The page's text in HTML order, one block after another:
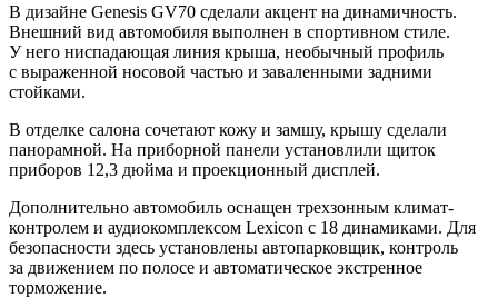
В дизайне Genesis GV70 сделали акцент на динамичность.
Внешний вид автомобиля выполнен в спортивном стиле.
У него ниспадающая линия крыша, необычный профиль
с выраженной носовой частью и заваленными задними
стойками.
В отделке салона сочетают кожу и замшу, крышу сделали
панорамной. На приборной панели установлили щиток
приборов 12,3 дюйма и проекционный дисплей.
Дополнительно автомобиль оснащен трехзонным климат-
контролем и аудиокомплексом Lexicon с 18 динамиками. Для
безопасности здесь установлены автопарковщик, контроль
за движением по полосе и автоматическое экстренное
торможение.